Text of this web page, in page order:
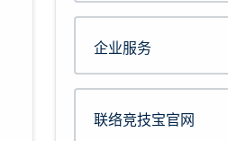
企业服务
联络竞技宝官网